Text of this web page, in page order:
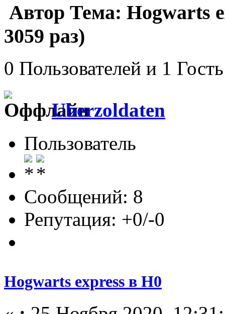
Автор Тема: Hogwarts
3059 раз)
0 Пользователей и 1
Uberzoldaten
Пользователь
Сообщений: 8
Репутация: +0/-0
Hogwarts express в H0